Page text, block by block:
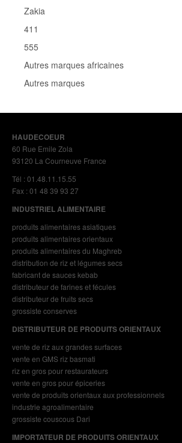
Zakia
411
555
Autres marques africaines
Autres marques
HAUDECOEUR
60 Rue Emile Zola
93120 La Courneuve France
Tél : 01.48.11.15.55
Fax : 01 48 39 93 27
INDUSTRIEL ALIMENTAIRE
produits alimentaires asiatiques
produits alimentaires orientaux
produits alimentaires du Maghreb
distribution de riz et légumes secs
fabricant de sauces kebab
distributeur de farines et fécules
distributeur de fruits secs
grossiste conserves
DISTRIBUTEUR DE PRODUITS ORIENTAUX
vente de riz aux grandes surfaces
vente en GMS riz basmati
riz en gros pour restaurateurs
vente en gros pour épiceries
vente de produits orientaux aux professionnels
industrie agroalimentaire
grossiste couscous Dari
IMPORTATEUR DE PRODUITS ORIENTAUX